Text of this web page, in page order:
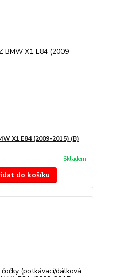
X1 E84 (2009-2015) (B)
Skladem
do košíku